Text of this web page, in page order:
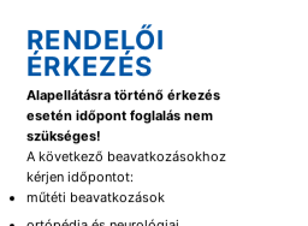
RENDELŐI
ÉRKEZÉS
Alapellátásra történő érkezés
esetén időpont foglalás nem
szükséges!
A következő beavatkozásokhoz
kérjen időpontot:
műtéti beavatkozások